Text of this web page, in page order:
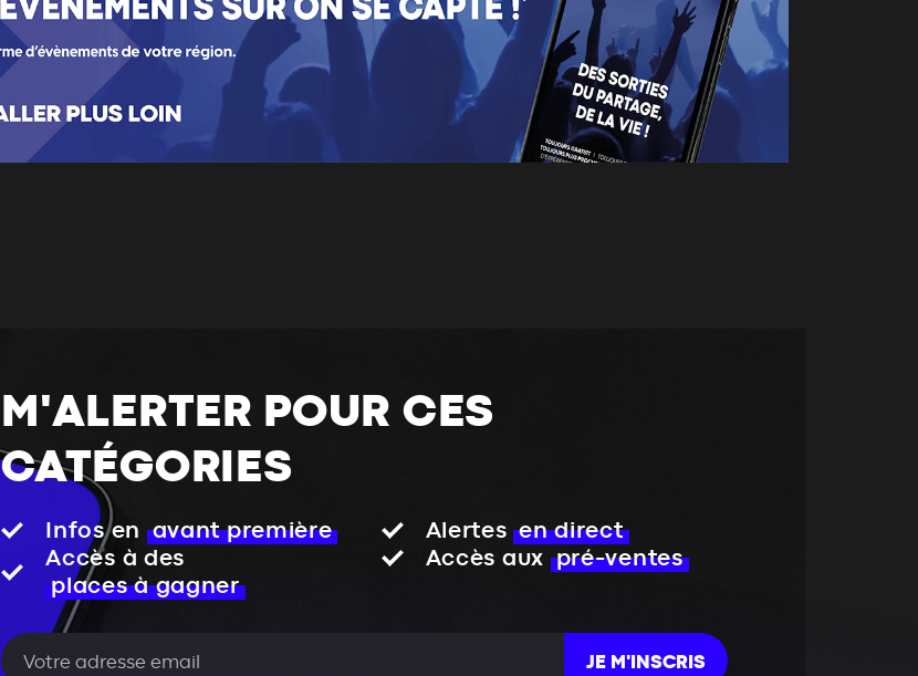
M'ALERTER POUR CES
CATÉGORIES
Infos en avant première Alertes en direct
Accès à des
places à gagner
Accès aux pré-ventes
JE M'INSCRIS